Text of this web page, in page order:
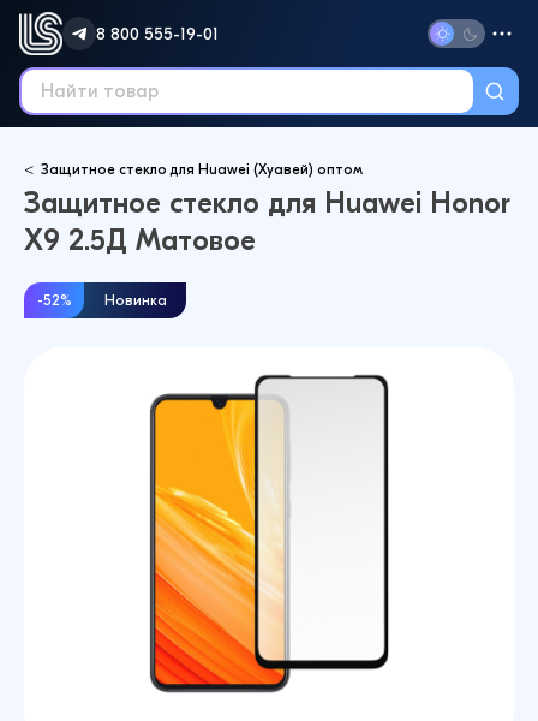
8 800 555-19-01
Защитное стекло для Huawei (Хуавей) оптом
Защитное стекло для Huawei Honor
X9 2.5Д Матовое
-52% Новинка